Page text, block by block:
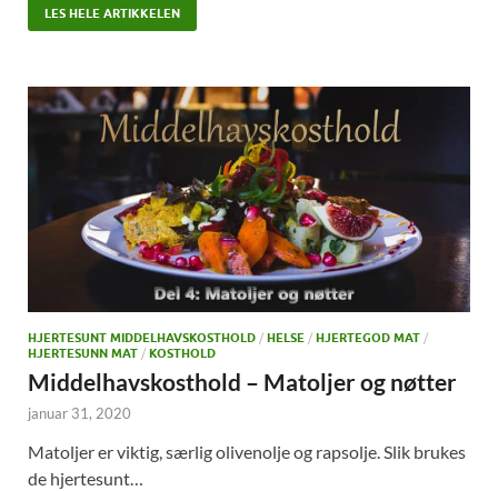
LES HELE ARTIKKELEN
HJERTESUNT MIDDELHAVSKOSTHOLD / HELSE / HJERTEGOD MAT /
HJERTESUNN MAT / KOSTHOLD
Middelhavskosthold – Matoljer og nøtter
januar 31, 2020
Matoljer er viktig, særlig olivenolje og rapsolje. Slik brukes
de hjertesunt…